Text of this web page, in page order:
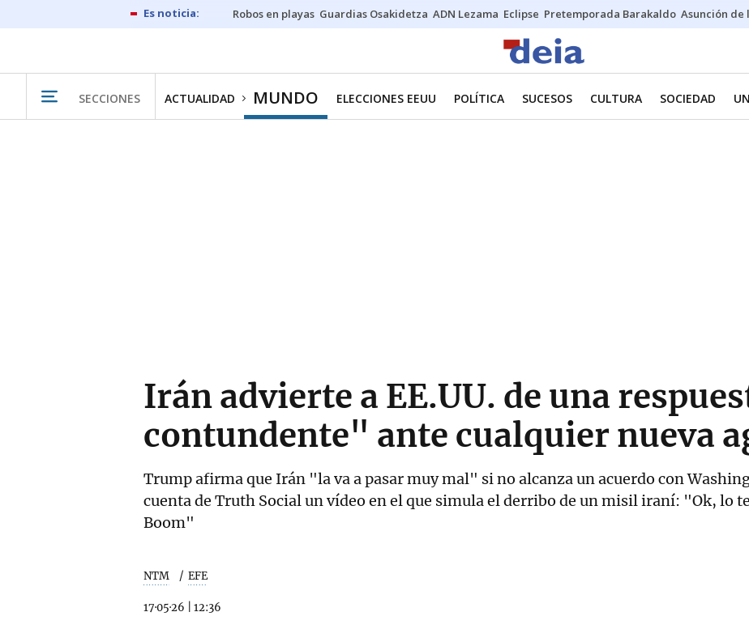
Robos en playas Guardias Osakidetza ADN Lezama Eclipse Pretemporada Barakaldo Asunción de
SECCIONES ACTUALIDAD MUNDO ELECCIONES EEUU POLÍTICA SUCESOS CULTURA SOCIEDAD
Irán advierte a EE.UU. de una
contundente" ante cualquier nueva
Trump afirma que Irán "la va a pasar muy mal" si no alcanza un acuerdo con
cuenta de Truth Social un vídeo en el que simula el derribo de un misil iraní: "Ok, lo
Boom"
NTM EFE
17·05·26 12:36